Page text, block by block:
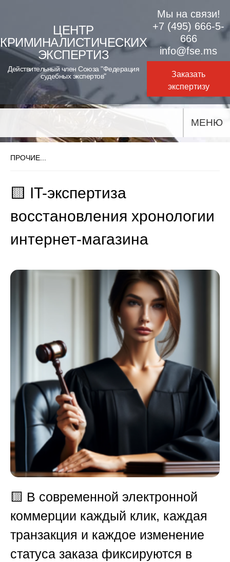
content
ЦЕНТР
КРИМИНАЛИСТИЧЕСКИХ
ЭКСПЕРТИЗ
Действительный член Союза "Федерация
судебных экспертов"
Мы на связи!
+7 (495) 666-5-
666
info@fse.ms
Заказать
экспертизу
МЕНЮ
ПРОЧИЕ...
🟨 IT-экспертиза
восстановления хронологии
интернет-магазина
🟨 В современной электронной
коммерции каждый клик, каждая
транзакция и каждое изменение
статуса заказа фиксируются в